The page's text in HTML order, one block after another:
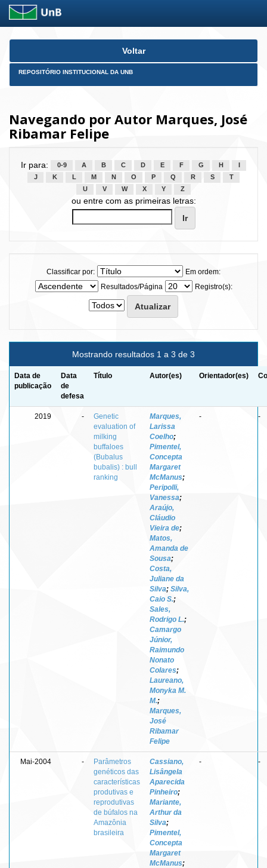
Skip
Voltar
REPOSITÓRIO INSTITUCIONAL DA UNB
Navegando por Autor Marques, José
Ribamar Felipe
Ir para: 0-9 A B C D E F G H
J
K L M N O P Q R S
T
U
V W X Y Z
ou entre com as primeiras letras:
Classificar por:
Em ordem:
Resultados/Página
Registro(s):
Mostrando resultados 1 a 3 de 3
Data de
publicação
Data
de
defesa
Título Autor(es) Orientador(es)
2019 -
Genetic
evaluation of
milking
buffaloes
(Bubalus
bubalis) : bull
ranking
Marques,
Larissa
Coelho;
Pimentel,
Concepta
Margaret
McManus;
Peripolli,
Vanessa;
Araújo,
Cláudio
Vieira de;
Matos,
Amanda de
Sousa;
Costa,
Juliane da
Silva; Silva,
Caio S.;
Sales,
Rodrigo L.;
Camargo
Júnior,
Raimundo
Nonato
Colares;
Laureano,
Monyka M.
M.;
Marques,
José
Ribamar
Felipe
- -
Mai-2004 -
Parâmetros
genéticos das
características
produtivas e
reprodutivas
de búfalos na
Amazônia
brasileira
Cassiano,
Lisângela
Aparecida
Pinheiro;
Mariante,
Arthur da
Silva;
Pimentel,
Concepta
Margaret
McManus;
- -